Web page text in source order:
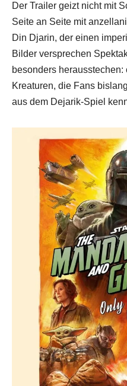
Der Trailer geizt nicht mit
Seite an Seite mit
Din Djarin, der einen
Bilder versprechen
besonders
Kreaturen, die Fans
aus dem Dejarik-Spiel